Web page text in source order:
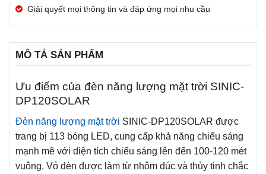
Giải quyết mọi thông tin và đáp ứng mọi nhu cầu
MÔ TẢ SẢN PHẨM
Ưu điểm của đèn năng lượng mặt trời SINIC-
DP120SOLAR
Đèn năng lượng mặt trời SINIC-DP120SOLAR được
trang bị 113 bóng LED, cung cấp khả năng chiếu sáng
mạnh mẽ với diện tích chiếu sáng lên đến 100-120 mét
vuông. Vỏ đèn được làm từ nhôm đúc và thủy tinh chắc